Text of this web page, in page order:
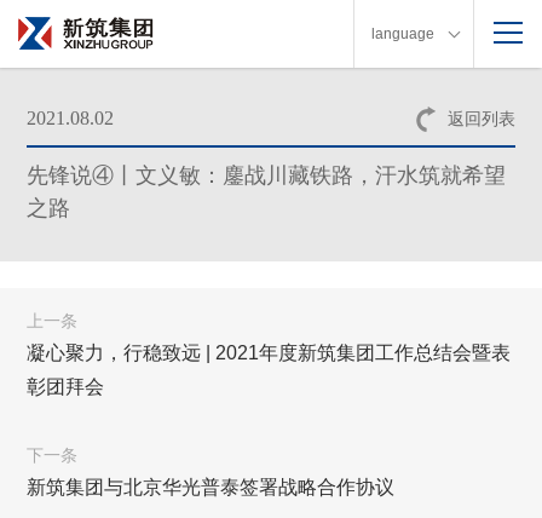
language
返回列表
2021.08.02
先锋说④丨文义敏：鏖战川藏铁路，汗水筑就希望
之路
上一条
凝心聚力，行稳致远 | 2021年度新筑集团工作总结会暨表
彰团拜会
下一条
新筑集团与北京华光普泰签署战略合作协议